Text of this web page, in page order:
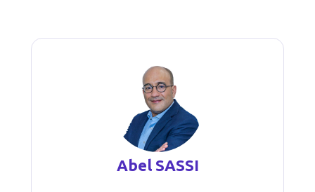
Abel SASSI